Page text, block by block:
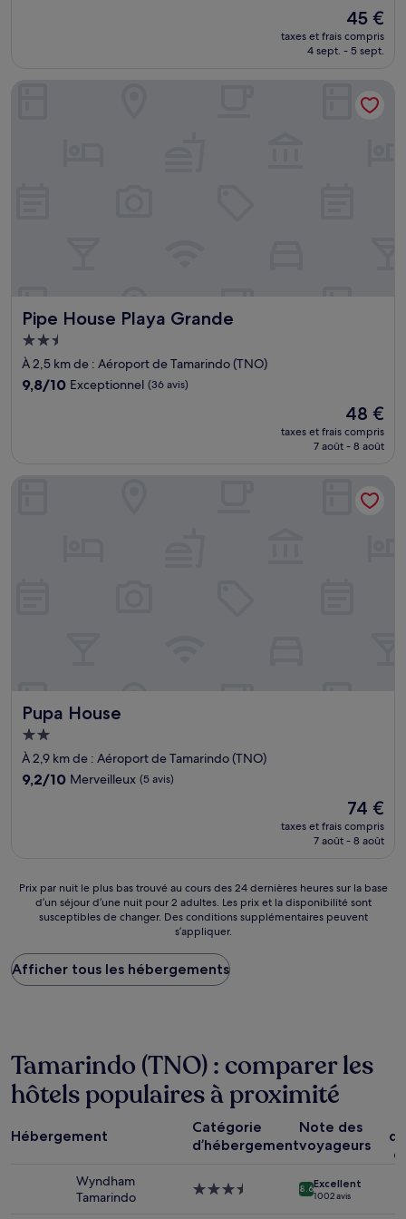
Le
nouveau
prix
de
45 €
45 €
taxes et frais compris
4 sept. - 5 sept.
Pipe House Playa Grande
Pipe House Playa Grande
Hébergement
2.5 étoiles
À 2,5 km de : Aéroport de Tamarindo (TNO)
9.8
9,8/10 Exceptionnel (36 avis)
Le
nouveau
prix
48 €
48 €
taxes et frais compris
7 août - 8 août
Pupa House
Pupa House
Hébergement
2.0 étoiles
À 2,9 km de : Aéroport de Tamarindo (TNO)
9.2
9,2/10 Merveilleux (5 avis)
Le
nouveau
prix
74 €
74 €
taxes et frais compris
7 août - 8 août
Pupa House
Prix
plus
bas
trouvé
heures
sur
la
d’un
Prix par nuit le plus bas trouvé au cours des 24 dernières heures sur la base
d’un séjour d’une nuit pour 2 adultes. Les prix et la disponibilité sont
susceptibles de changer. Des conditions supplémentaires peuvent
s’appliquer.
Afficher tous les hébergements
Tamarindo (TNO) : comparer les
hôtels populaires à proximité
Hébergement
Catégorie
d’hébergement
Note des
voyageurs
Wyndham
Tamarindo
Hébergement
8.6Excellent
1 002 avis